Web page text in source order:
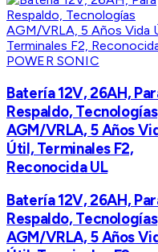
POWER SONIC
Batería 12V, 26AH,
Respaldo, Tecnologías
AGM/VRLA, 5 Años
Útil, Terminales F2,
Reconocida UL
Batería 12V, 26AH,
Respaldo, Tecnologías
AGM/VRLA, 5 Años